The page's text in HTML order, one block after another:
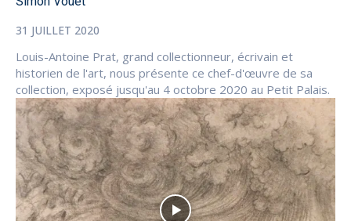
31 JUILLET 2020
Louis-Antoine Prat, grand collectionneur, écrivain et
historien de l'art, nous présente ce chef-d'œuvre de sa
collection, exposé jusqu'au 4 octobre 2020 au Petit Palais.